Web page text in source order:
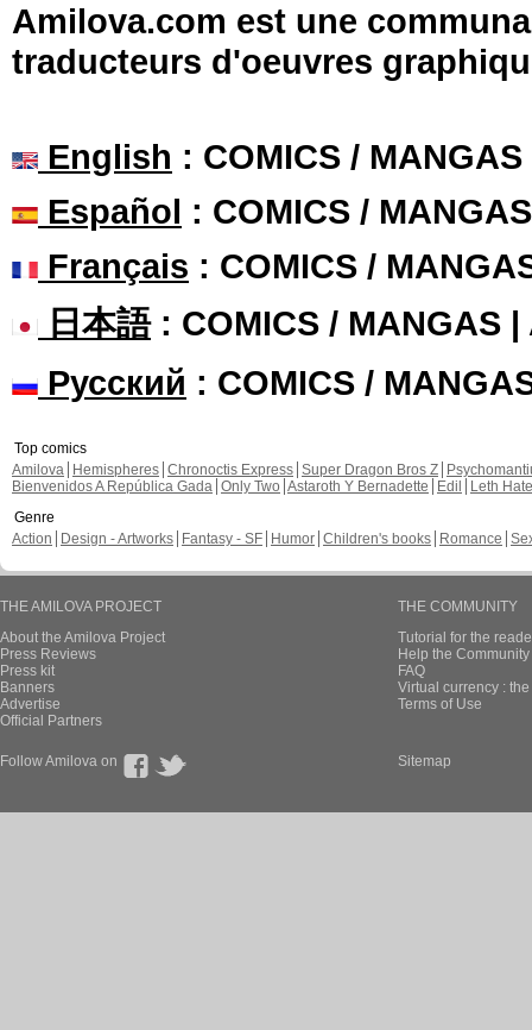
Amilova.com est une
traducteurs d'oeuvres
English : COMICS /
Español : COMICS /
Français : COMICS /
日本語: COMICS / MANGAS |
Русский : COMICS /
Top comics
Amilova
Hemispheres Chronoctis Express Super Dragon Bros Z
Bienvenidos A República Gada Only Two Astaroth Y Bernadette Edil
Leth Hate
Genre
Action
Design - Artworks Fantasy - SF Humor Children's books Romance
THE AMILOVA PROJECT
About the Amilova Project
Press Reviews
Press kit
Banners
Advertise
Official Partners
THE COMMUNITY
Tutorial for the
Help the
FAQ
Virtual currency :
Terms of Use
Follow Amilova on Sitemap